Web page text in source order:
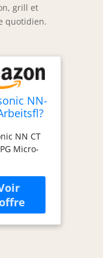
grill et
quotidien.
NN-
27l
Silber
NN CT
Micro-